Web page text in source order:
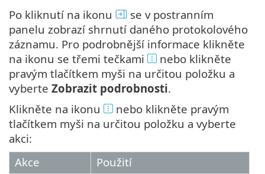
Po kliknutí na ikonu
se v postranním
panelu zobrazí shrnutí daného protokolového
záznamu. Pro podrobnější informace klikněte
na ikonu se třemi tečkami
nebo klikněte
pravým tlačítkem myši na určitou položku a
vyberte Zobrazit podrobnosti.
Klikněte na ikonu
nebo klikněte pravým
tlačítkem myši na určitou položku a vyberte
akci:
Akce
Použití